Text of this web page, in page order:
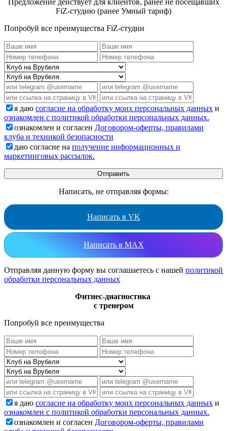
Предложение действует для клиентов, ранее не посещавших
FiZ-студию (ранее Умный тариф)
Попробуй все преимущества FiZ-студии
я даю согласие на обработку моих персональных данных и
ознакомлен с политикой обработки персональных данных.
ознакомлен и согласен Договором-оферты, правилами
клуба и техникой безопасности
даю согласие на получение информационных и
маркетинговых рассылок.
Написать, не отправляя формы:
Написать в VK
Написать в MAX
Отправляя данную форму вы соглашаетесь с нашей политикой
обработки персональных данных
Фитнес-диагностика
с тренером
Попробуй все преимущества
я даю согласие на обработку моих персональных данных и
ознакомлен с политикой обработки персональных данных.
ознакомлен и согласен Договором-оферты, правилами